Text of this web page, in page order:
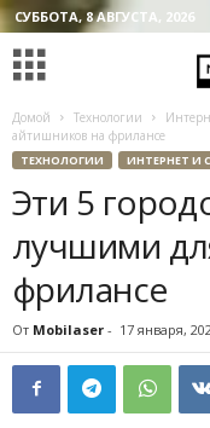
СУББОТА, 8 АВГУСТА, 2026
Домой Технологии
айтишников на фрилансе
ТЕХНОЛОГИИ ИНТЕРНЕТ И
Эти 5
лучшими
фрилансе
От Mobilaser - 17 января,